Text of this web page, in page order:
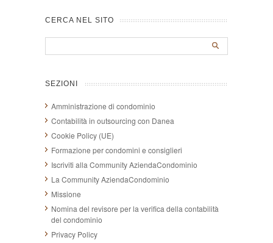
CERCA NEL SITO
SEZIONI
Amministrazione di condominio
Contabilità in outsourcing con Danea
Cookie Policy (UE)
Formazione per condomini e consiglieri
Iscriviti alla Community AziendaCondominio
La Community AziendaCondominio
Missione
Nomina del revisore per la verifica della contabilità
del condominio
Privacy Policy